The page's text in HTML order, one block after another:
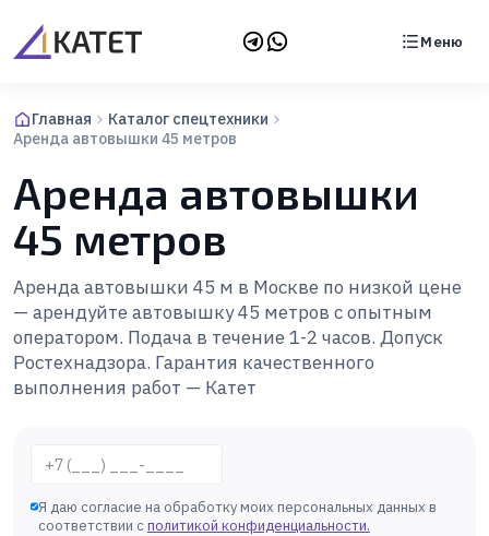
Меню
Главная
Каталог спецтехники
Аренда автовышки 45 метров
Аренда автовышки
45 метров
Аренда автовышки 45 м в Москве по низкой цене
— арендуйте автовышку 45 метров с опытным
оператором. Подача в течение 1-2 часов. Допуск
Ростехнадзора. Гарантия качественного
выполнения работ — Катет
Телефон
Я даю согласие на обработку моих персональных данных в
соответствии сполитикой конфиденциальности.